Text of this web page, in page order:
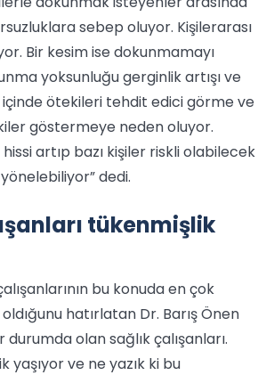
sebep oluyor. Kişilerarası
Bir kesim ise dokunmamayı
yoksunluğu gerginlik artışı ve
ötekileri tehdit edici görme ve
göstermeye neden oluyor.
hissi artıp bazı kişiler riskli olabilecek
dedi.
tükenmişlik
bu konuda en çok
hatırlatan Dr. Barış Önen
durumda olan sağlık çalışanları.
yaşıyor ve ne yazık ki bu